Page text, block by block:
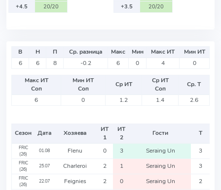
+4.5
20/20
+3.5
20/20
В Н П Ср. разница Макс Мин Макс ИТ
Мин ИТ
6
6 8 -0.2 6 0 4 0
Макс ИТ
Соп
Мин ИТ
Соп
Ср ИТ
Ср ИТ
Соп
Ср. Т
6
0 1.2 1.4 2.6
Сезон Дата Хозяева
ИТ
1
ИТ
2
Гости Т
FRIC
(26)
01.08 Flenu 0 3 Seraing Un 3
FRIC
(26)
25.07 Charleroi 2 1 Seraing Un 3
FRIC
(26)
22.07 Feignies 2 0 Seraing Un 2